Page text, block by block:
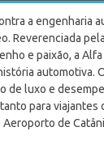
a engenharia
Reverenciada
e paixão, a
automotiva.
de luxo e
para viajantes
de